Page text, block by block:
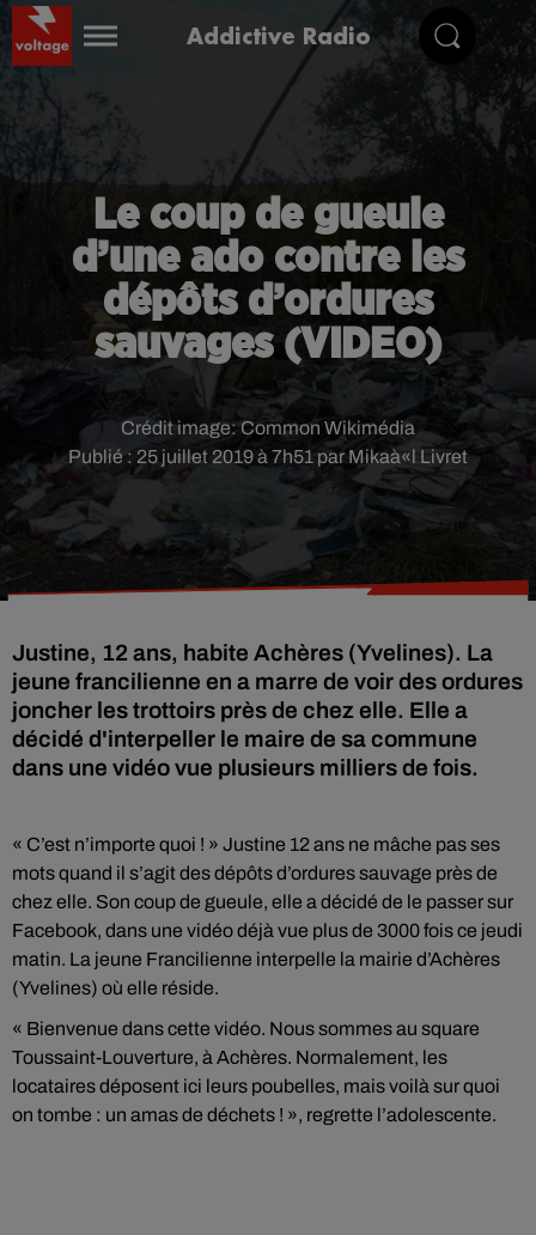
Addictive Radio
Le coup de gueule
d’une ado contre les
dépôts d’ordures
sauvages (VIDEO)
Publié : 25 juillet 2019 à 7h51 par Mikaà«l Livret
Crédit image:Common Wikimédia
Justine, 12 ans, habite Achères (Yvelines). La
jeune francilienne en a marre de voir des ordures
joncher les trottoirs près de chez elle. Elle a
décidé d'interpeller le maire de sa commune
dans une vidéo vue plusieurs milliers de fois.
« C’est n’importe quoi ! » Justine 12 ans ne mâche pas ses
mots quand il s’agit des dépôts d’ordures sauvage près de
chez elle. Son coup de gueule, elle a décidé de le passer sur
Facebook, dans une vidéo déjà vue plus de 3000 fois ce jeudi
matin. La jeune Francilienne interpelle la mairie d’Achères
(Yvelines) où elle réside.
« Bienvenue dans cette vidéo. Nous sommes au square
Toussaint-Louverture, à Achères. Normalement, les
locataires déposent ici leurs poubelles, mais voilà sur quoi
on tombe : un amas de déchets ! », regrette l’adolescente.